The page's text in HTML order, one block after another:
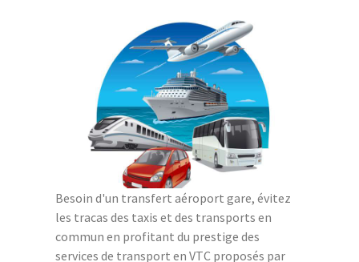
Besoin d'un transfert aéroport gare, évitez
les tracas des taxis et des transports en
commun en profitant du prestige des
services de transport en VTC proposés par